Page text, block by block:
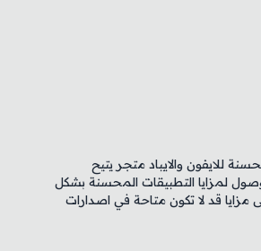
للايفون والايباد متجر يتيح
لمزايا التطبيقات المحسنة بشكل
قد لا تكون متاحة في اصدارات